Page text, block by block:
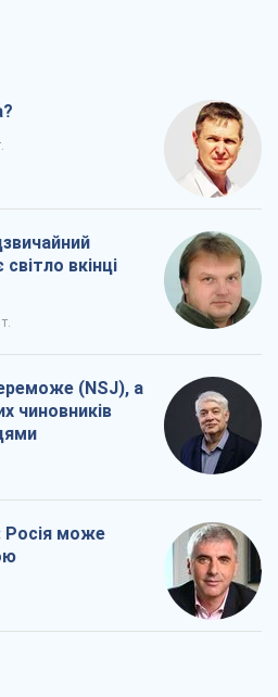
вкінці
(NSJ), а
чиновників
Росія може